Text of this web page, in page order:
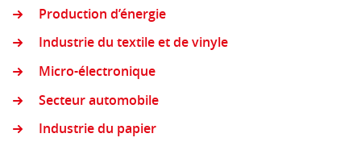
Production d’énergie
Industrie du textile et de vinyle
Micro-électronique
Secteur automobile
Industrie du papier